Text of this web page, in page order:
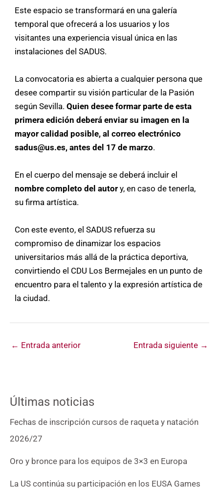
Este espacio se transformará en una galería
temporal que ofrecerá a los usuarios y los
visitantes una experiencia visual única en las
instalaciones del SADUS.
La convocatoria es abierta a cualquier persona que
desee compartir su visión particular de la Pasión
según Sevilla. Quien desee formar parte de esta
primera edición deberá enviar su imagen en la
mayor calidad posible, al correo electrónico
sadus@us.es, antes del 17 de marzo.
En el cuerpo del mensaje se deberá incluir el
nombre completo del autor y, en caso de tenerla,
su firma artística.
Con este evento, el SADUS refuerza su
compromiso de dinamizar los espacios
universitarios más allá de la práctica deportiva,
convirtiendo el CDU Los Bermejales en un punto de
encuentro para el talento y la expresión artística de
la ciudad.
← Entrada anterior Entrada siguiente →
Últimas noticias
Fechas de inscripción cursos de raqueta y natación
2026/27
Oro y bronce para los equipos de 3×3 en Europa
La US continúa su participación en los EUSA Games